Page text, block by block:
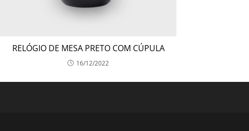
RELÓGIO DE MESA PRETO COM CÚPULA
16/12/2022